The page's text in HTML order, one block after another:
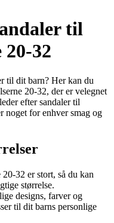
til
32
til dit barn? Her kan du
20-32, der er velegnet
efter sandaler til
noget for enhver smag og
32 er stort, så du kan
størrelse.
designs, farver og
til dit barns personlige